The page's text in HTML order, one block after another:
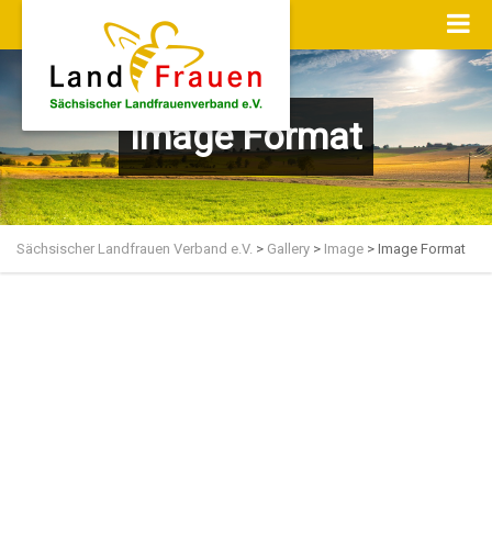
Image Format
Sächsischer Landfrauen Verband e.V. > Gallery > Image > Image Format